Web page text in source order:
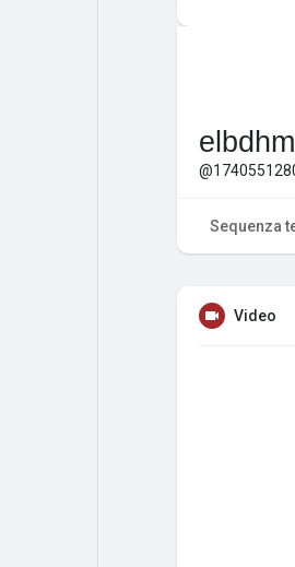
Sequenza
Video